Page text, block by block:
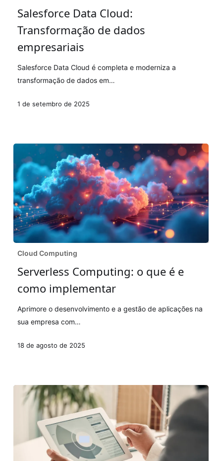
Cloud:
Transformação
empresariais
Salesforce Data Cloud:
Transformação de dados
empresariais
Salesforce Data Cloud é completa e moderniza a
transformação de dados em…
1 de setembro de 2025
Serverless
que
como
Cloud Computing
Serverless Computing: o que é e
como implementar
Aprimore o desenvolvimento e a gestão de aplicações na
sua empresa com…
18 de agosto de 2025